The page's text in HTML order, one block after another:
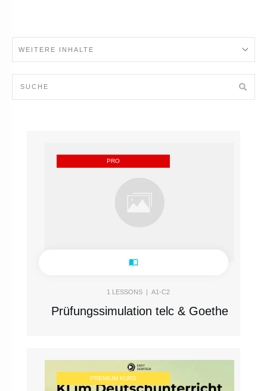
WEITERE INHALTE
PRO
1 LESSONS | A1-C2
Prüfungssimulation telc & Goethe
PREMIUM KURS